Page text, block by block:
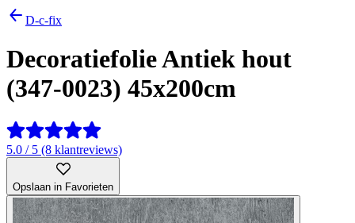
D-c-fix
Decoratiefolie Antiek hout
(347-0023) 45x200cm
5.0 / 5 (8 klantreviews)
Opslaan in Favorieten